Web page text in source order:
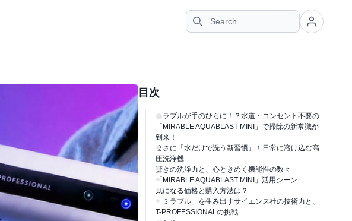
目次
ミラブルが手のひらに！？水道・コンセント不要の
「MIRABLE AQUABLAST MINI」で掃除の新常識が
到来！
まさに「水だけで洗う新習慣」！日常に溶け込む高
圧洗浄機
驚きの洗浄力と、心ときめく機能性の数々
「MIRABLE AQUABLAST MINI」活用シーン
気になる価格と購入方法は？
「ミラブル」を生み出すサイエンス社の技術力と、
T-PROFESSIONALの挑戦